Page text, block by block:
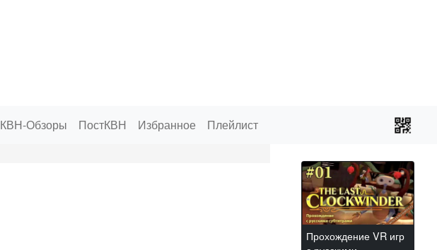
КВН-Обзоры ПостКВН Избранное Плейлист
Прохождение VR игр